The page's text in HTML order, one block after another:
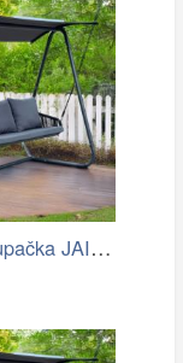
Zahradní houpačka JAIRA Tempo Kondela